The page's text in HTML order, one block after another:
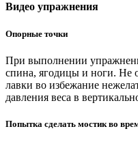
Видео упражнения
Опорные точки
При выполнении
спина, ягодицы и ноги. Не
лавки во избежание
давления веса в
Попытка сделать мостик во